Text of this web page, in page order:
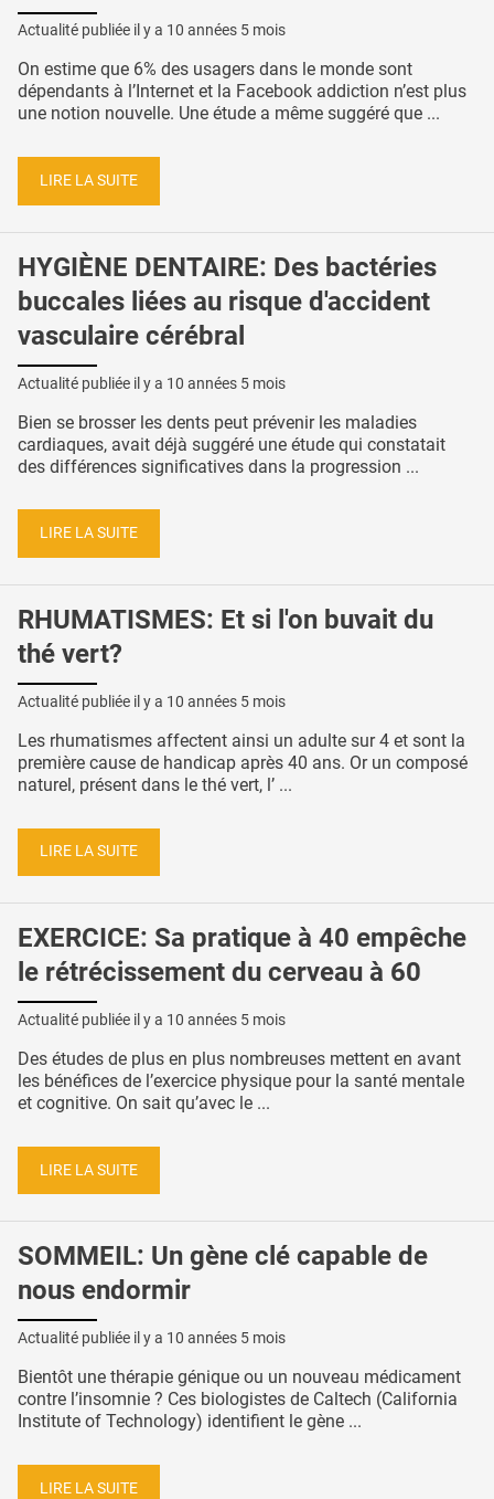
Actualité publiée il y a 10 années 5 mois
On estime que 6% des usagers dans le monde sont
dépendants à l’Internet et la Facebook addiction n’est plus
une notion nouvelle. Une étude a même suggéré que ...
LIRE LA SUITE
HYGIÈNE DENTAIRE: Des bactéries
buccales liées au risque d'accident
vasculaire cérébral
Actualité publiée il y a 10 années 5 mois
Bien se brosser les dents peut prévenir les maladies
cardiaques, avait déjà suggéré une étude qui constatait
des différences significatives dans la progression ...
LIRE LA SUITE
RHUMATISMES: Et si l'on buvait du
thé vert?
Actualité publiée il y a 10 années 5 mois
Les rhumatismes affectent ainsi un adulte sur 4 et sont la
première cause de handicap après 40 ans. Or un composé
naturel, présent dans le thé vert, l’ ...
LIRE LA SUITE
EXERCICE: Sa pratique à 40 empêche
le rétrécissement du cerveau à 60
Actualité publiée il y a 10 années 5 mois
Des études de plus en plus nombreuses mettent en avant
les bénéfices de l’exercice physique pour la santé mentale
et cognitive. On sait qu’avec le ...
LIRE LA SUITE
SOMMEIL: Un gène clé capable de
nous endormir
Actualité publiée il y a 10 années 5 mois
Bientôt une thérapie génique ou un nouveau médicament
contre l’insomnie ? Ces biologistes de Caltech (California
Institute of Technology) identifient le gène ...
LIRE LA SUITE